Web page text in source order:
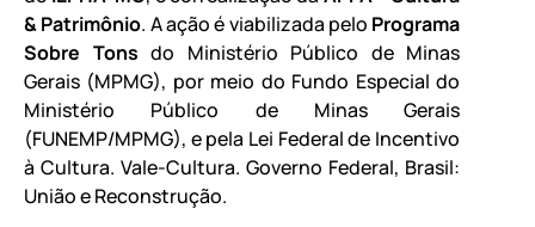
& Patrimônio. A ação é viabilizada pelo Programa
Sobre Tons do Ministério Público de Minas
Gerais (MPMG), por meio do Fundo Especial do
Ministério Público de Minas Gerais
(FUNEMP/MPMG), e pela Lei Federal de Incentivo
à Cultura. Vale-Cultura. Governo Federal, Brasil:
União e Reconstrução.